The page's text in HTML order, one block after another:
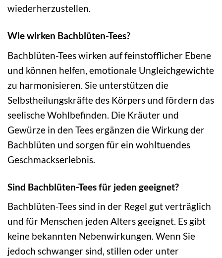
wiederherzustellen.
Wie wirken Bachblüten-Tees?
Bachblüten-Tees wirken auf feinstofflicher Ebene
und können helfen, emotionale Ungleichgewichte
zu harmonisieren. Sie unterstützen die
Selbstheilungskräfte des Körpers und fördern das
seelische Wohlbefinden. Die Kräuter und
Gewürze in den Tees ergänzen die Wirkung der
Bachblüten und sorgen für ein wohltuendes
Geschmackserlebnis.
Sind Bachblüten-Tees für jeden geeignet?
Bachblüten-Tees sind in der Regel gut verträglich
und für Menschen jeden Alters geeignet. Es gibt
keine bekannten Nebenwirkungen. Wenn Sie
jedoch schwanger sind, stillen oder unter